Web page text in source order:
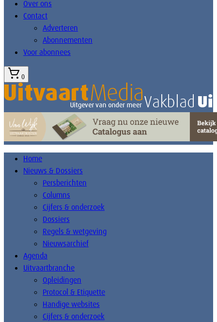
Over ons
Contact
Adverteren
Abonnementen
Voor abonnees
0
Home
Nieuws & Dossiers
Persberichten
Columns
Cijfers & onderzoek
Dossiers
Regels & wetgeving
Nieuwsarchief
Agenda
Uitvaartbranche
Opleidingen
Protocol & Etiquette
Handige websites
Cijfers & onderzoek